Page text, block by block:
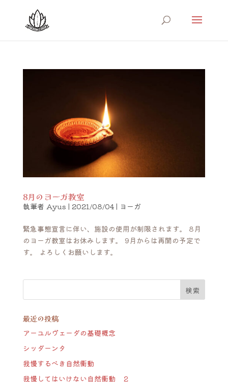
8月のヨーガ教室
執筆者 Ayus | 2021/08/04| ヨーガ
緊急事態宣言に伴い、施設の使用が制限されます。 8月
のヨーガ教室はお休みします。 9月からは再開の予定で
す。 よろしくお願いします。
最近の投稿
アーユルヴェーダの基礎概念
シッダーンタ
我慢するべき自然衝動
我慢してはいけない自然衝動 ２